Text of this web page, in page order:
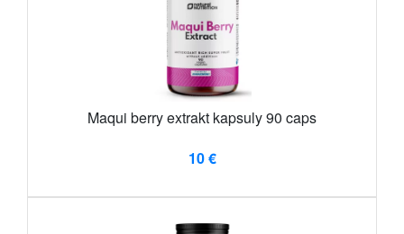
Maqui berry extrakt kapsuly 90 caps
10 €